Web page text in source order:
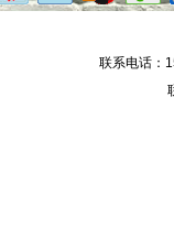
联系电话：